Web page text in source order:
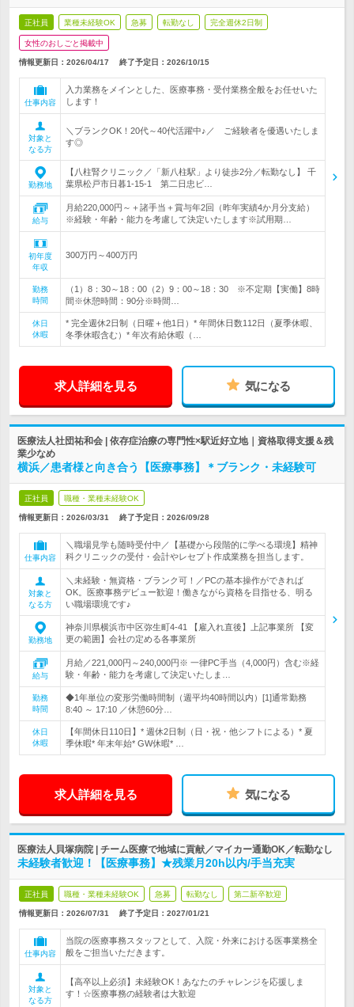
正社員 業種未経験OK 急募 転勤なし 完全週休2日制
女性のおしごと掲載中
情報更新日：2026/04/17 終了予定日： 2026/10/15
仕事内容
入力業務をメインとした、医療事務・受付業務全般をお任せいた
します！
対象と
なる方
＼ブランクOK！20代～40代活躍中♪／ ご経験者を優遇いたしま
す◎
勤務地
【八柱腎クリニック／「新八柱駅」より徒歩2分／転勤なし】 千
葉県松戸市日暮1-15-1 第二日忠ビ…
給与
月給220,000円～＋諸手当＋賞与年2回（昨年実績4か月分支給）
※経験・年齢・能力を考慮して決定いたします※試用期…
初年度
年収
300万円～400万円
勤務
時間
（1）8：30～18：00（2）9：00～18：30 ※不定期【実働】8時
間※休憩時間：90分※時間…
休日
休暇
* 完全週休2日制（日曜＋他1日）* 年間休日数112日（夏季休暇、
冬季休暇含む）* 年次有給休暇（…
求人詳細を見る 気になる
医療法人社団祐和会 | 依存症治療の専門性×駅近好立地｜資格取得支援＆残
業少なめ
横浜／患者様と向き合う【医療事務】＊ブランク・未経験可
正社員 職種・業種未経験OK
情報更新日：2026/03/31 終了予定日： 2026/09/28
仕事内容
＼職場見学も随時受付中／【基礎から段階的に学べる環境】精神
科クリニックの受付・会計やレセプト作成業務を担当します。
対象と
なる方
＼未経験・無資格・ブランク可！／PCの基本操作ができれば
OK。医療事務デビュー歓迎！働きながら資格を目指せる、明る
い職場環境です♪
勤務地
神奈川県横浜市中区弥生町4-41 【雇入れ直後】上記事業所 【変
更の範囲】会社の定める各事業所
給与
月給／221,000円～240,000円※ 一律PC手当（4,000円）含む※経
験・年齢・能力を考慮して決定いたしま…
勤務
時間
◆1年単位の変形労働時間制（週平均40時間以内）[1]通常勤務
8:40 ～ 17:10 ／休憩60分…
休日
休暇
【年間休日110日】* 週休2日制（日・祝・他シフトによる）* 夏
季休暇* 年末年始* GW休暇* …
求人詳細を見る 気になる
医療法人貝塚病院 | チーム医療で地域に貢献／マイカー通勤OK／転勤なし
未経験者歓迎！【医療事務】★残業月20h以内/手当充実
正社員 職種・業種未経験OK 急募 転勤なし 第二新卒歓迎
情報更新日：2026/07/31 終了予定日： 2027/01/21
仕事内容
当院の医療事務スタッフとして、入院・外来における医事業務全
般をご担当いただきます。
対象と
なる方
【高卒以上必須】未経験OK！あなたのチャレンジを応援しま
す！☆医療事務の経験者は大歓迎